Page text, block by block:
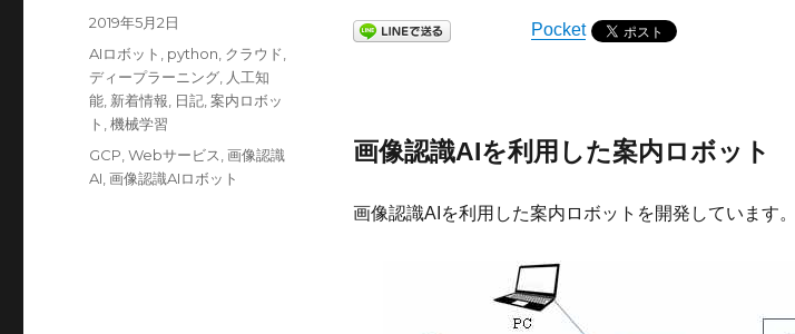
Pocket
画像認識AIを利用した案内ロボット
画像認識AIを利用した案内ロボットを開発しています。
投
日:
2019年5月2日
カ
テ
ゴ
リ
AIロボット python クラウド
ディープラーニング 人工知
能 新着情報 日記 ,案内ロボッ
ト ,機械学習
タ
グ
GCP ,Webサービス ,画像認識
AI ,画像認識AIロボット